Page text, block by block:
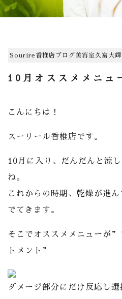
Sourire香椎店 ブログ美容室久富大輝
10月オススメメニュ
こんにちは！
スーリール香椎店です。
10月に入り、だんだんと涼
ね。
これからの時期、乾燥が進
でてきます。
そこでオススメメニューが”
トメント”
ダメージ部分にだけ反応し選